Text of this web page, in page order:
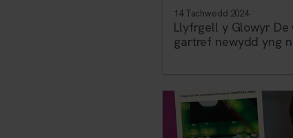
14 Tachwedd 2024
Llyfrgell y Glowyr De
gartref newydd yng